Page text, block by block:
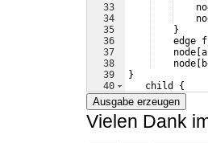
33
34
35
36
37
38
39
40
41
}
edge
    node
    node
}
   child
{
    node
[bag
Ausgabe erzeugen
Vielen Dank